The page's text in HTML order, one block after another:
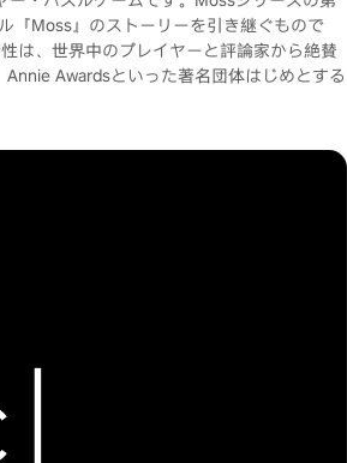
『Moss』のストーリーを引き継ぐもので
は、世界中のプレイヤーと評論家から絶賛
Awardsといった著名団体はじめとする